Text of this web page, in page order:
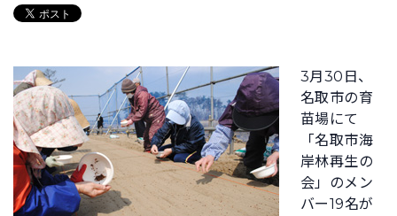
3月30日、
名取市の育
苗場にて
「名取市海
岸林再生の
会」のメン
バー19名が